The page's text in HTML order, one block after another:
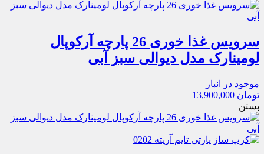
سرویس غذا خوری 26 پارچه آرکوپال
لومینارک مدل دیوالی سبز آبی
موجود در انبار
تومان
بستن